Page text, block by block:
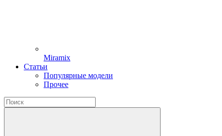
Miramix
Статьи
Популярные модели
Прочее